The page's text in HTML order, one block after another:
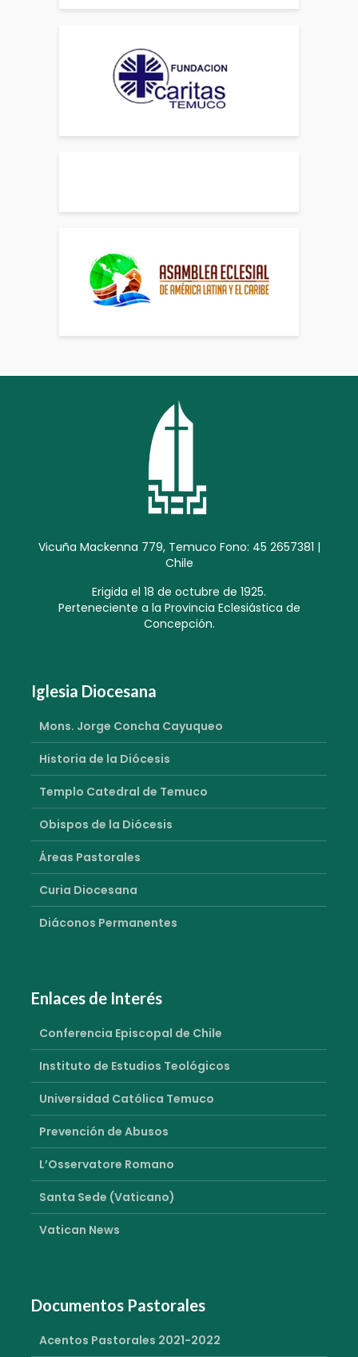
Vicuña Mackenna 779, Temuco Fono: 45 2657381 |
Chile
Erigida el 18 de octubre de 1925.
Perteneciente a la Provincia Eclesiástica de
Concepción.
Iglesia Diocesana
Mons. Jorge Concha Cayuqueo
Historia de la Diócesis
Templo Catedral de Temuco
Obispos de la Diócesis
Áreas Pastorales
Curia Diocesana
Diáconos Permanentes
Enlaces de Interés
Conferencia Episcopal de Chile
Instituto de Estudios Teológicos
Universidad Católica Temuco
Prevención de Abusos
L’Osservatore Romano
Santa Sede (Vaticano)
Vatican News
Documentos Pastorales
Acentos Pastorales 2021-2022